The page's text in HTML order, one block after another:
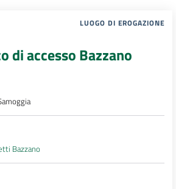
LUOGO DI EROGAZIONE
di accesso Bazzano
Bazzano